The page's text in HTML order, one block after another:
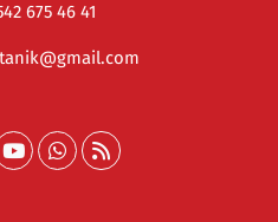
675 46 41